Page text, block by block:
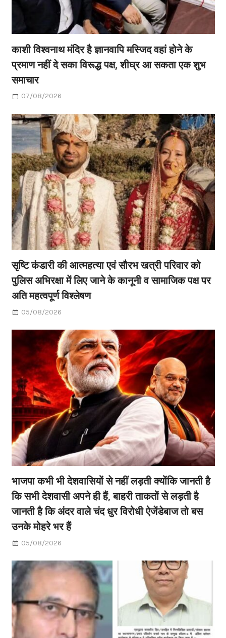
काशी विश्वनाथ मंदिर है ज्ञानवापि मस्जिद वहां होने के
प्रमाण नहीं दे सका विरूद्ध पक्ष, शीघ्र आ सकता एक शुभ
समाचार
07/08/2026
सृष्टि कंडारी की आत्महत्या एवं सौरभ खत्री परिवार को
पुलिस अभिरक्षा में लिए जाने के कानूनी व सामाजिक पक्ष पर
अति महत्वपूर्ण विश्लेषण
05/08/2026
भाजपा कभी भी देशवासियों से नहीं लड़ती क्योंकि जानती है
कि सभी देशवासी अपने ही हैं, बाहरी ताकतों से लड़ती है
जानती है कि अंदर वाले चंद धुर विरोधी ऐजेंडेबाज तो बस
उनके मोहरे भर हैं
05/08/2026